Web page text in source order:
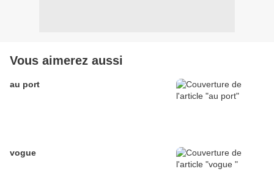
Vous aimerez aussi
au port
vogue